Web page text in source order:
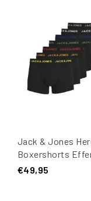
Jack & Jones
Boxershorts
Trunks JACBASIC
€49,95